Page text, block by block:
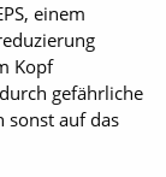
einem
Kopf
gefährliche
sonst auf das